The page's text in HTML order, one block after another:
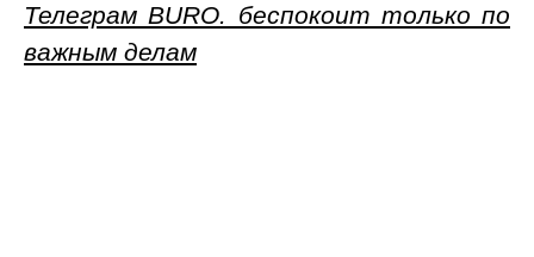
Телеграм BURO. беспокоит только по
важным делам